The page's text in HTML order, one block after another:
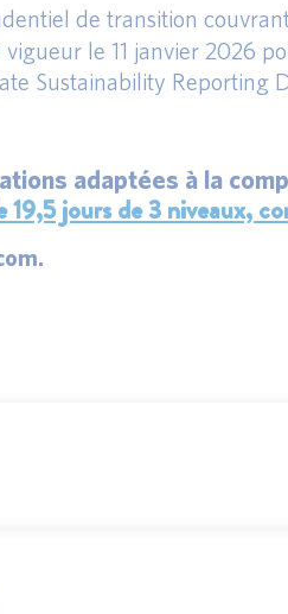
de transition
le 11 janvier 2026
Sustainability
adaptées à la
jours de 3 niveaux,